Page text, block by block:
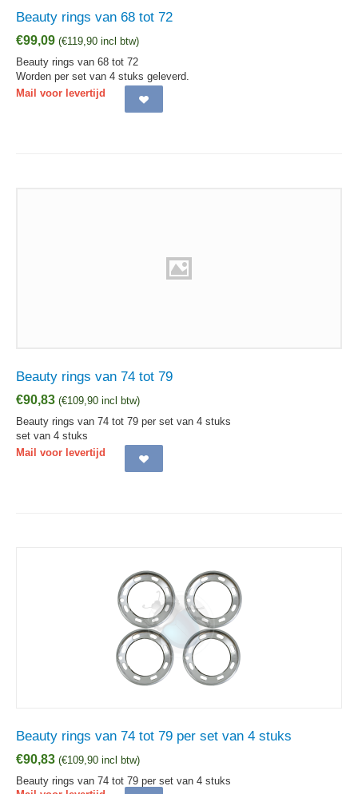
Beauty rings van 68 tot 72
€99,09 (€119,90 incl btw)
Beauty rings van 68 tot 72
Worden per set van 4 stuks geleverd.
Mail voor levertijd
Beauty rings van 74 tot 79
€90,83 (€109,90 incl btw)
Beauty rings van 74 tot 79 per set van 4 stuks
set van 4 stuks
Mail voor levertijd
Beauty rings van 74 tot 79 per set van 4 stuks
€90,83 (€109,90 incl btw)
Beauty rings van 74 tot 79 per set van 4 stuks